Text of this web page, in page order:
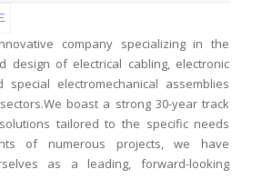
company specializing in the
design of electrical cabling, electronic
special electromechanical assemblies
boast a strong 30-year track
tailored to the specific needs
of numerous projects, we have
as a leading, forward-looking